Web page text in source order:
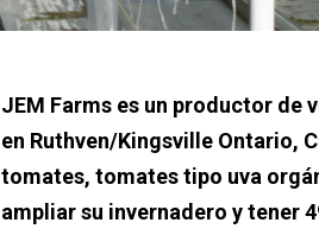
JEM Farms es un productor de
en Ruthven/Kingsville Ontario,
tomates, tomates tipo uva
ampliar su invernadero y tener